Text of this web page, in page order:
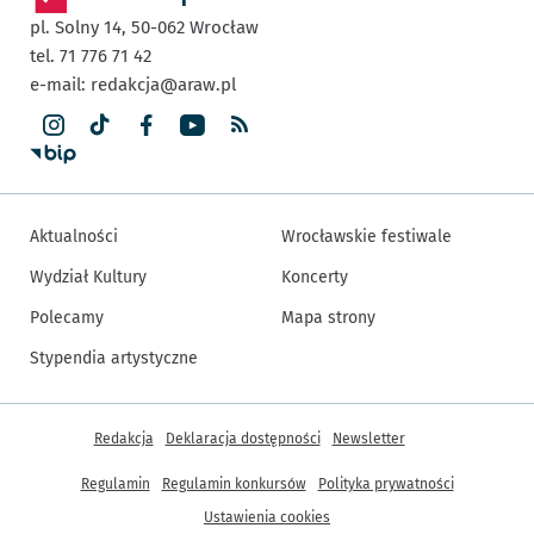
pl. Solny 14, 50-062 Wrocław
tel. 71 776 71 42
e-mail: redakcja@araw.pl
Aktualności
Wydział Kultury
Polecamy
Stypendia artystyczne
Wrocławskie festiwale
Koncerty
Mapa strony
Inne informacje
Redakcja Deklaracja dostępności Newsletter
Regulamin Regulamin konkursów
Polityka prywatności
Ustawienia cookies